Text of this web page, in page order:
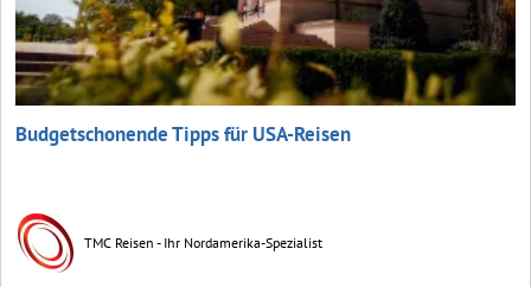
Budgetschonende Tipps für USA-Reisen
TMC Reisen - Ihr Nordamerika-Spezialist